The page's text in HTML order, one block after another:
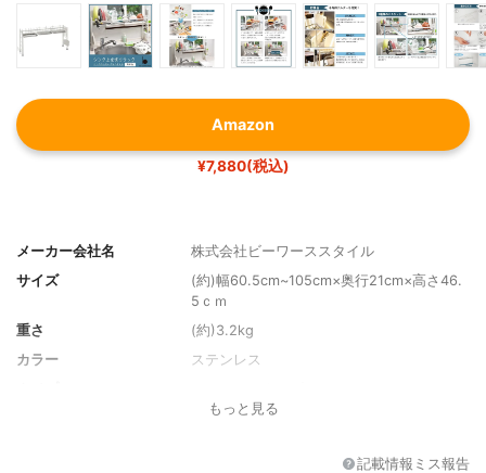
Amazon
¥7,880(税込)
メーカー会社名
株式会社ビーワーススタイル
サイズ
(約)幅60.5cm~105cm×奥行21cm×高さ46.
5ｃｍ
重さ
(約)3.2kg
カラー
ステンレス
本体部：スチール（カチオン電着塗装+ポリ
ススチール箸立て：ポリプロピレン
もっと見る
記載情報ミス報告